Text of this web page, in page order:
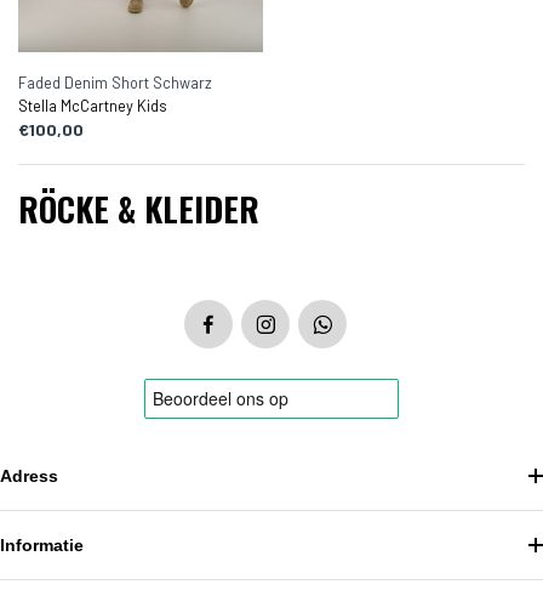
Faded Denim Short Schwarz
Stella McCartney Kids
€100,00
RÖCKE & KLEIDER
Adress
Informatie